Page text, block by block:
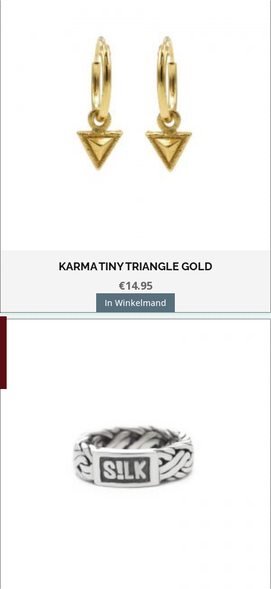
KARMA TINY TRIANGLE GOLD
€14.95
In Winkelmand